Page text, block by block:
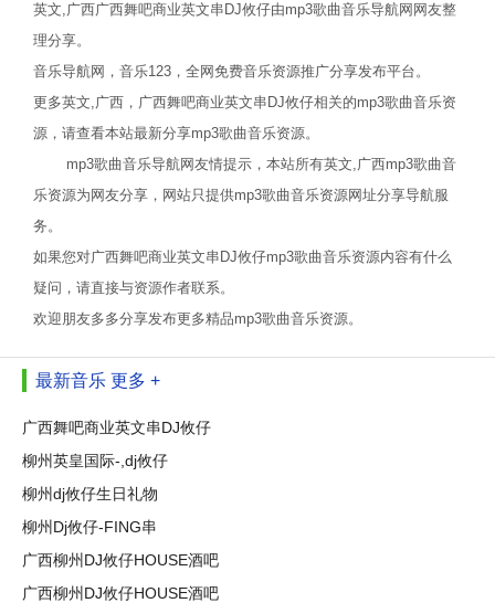
英文,广西广西舞吧商业英文串DJ攸仔由mp3歌曲音乐导航网网友整
理分享。
音乐导航网，音乐123，全网免费音乐资源推广分享发布平台。
更多英文,广西，广西舞吧商业英文串DJ攸仔相关的mp3歌曲音乐资
源，请查看本站最新分享mp3歌曲音乐资源。
mp3歌曲音乐导航网友情提示，本站所有英文,广西mp3歌曲音
乐资源为网友分享，网站只提供mp3歌曲音乐资源网址分享导航服
务。
如果您对广西舞吧商业英文串DJ攸仔mp3歌曲音乐资源内容有什么
疑问，请直接与资源作者联系。
欢迎朋友多多分享发布更多精品mp3歌曲音乐资源。
最新音乐 更多 +
广西舞吧商业英文串DJ攸仔
柳州英皇国际-,dj攸仔
柳州dj攸仔生日礼物
柳州Dj攸仔-FING串
广西柳州DJ攸仔HOUSE酒吧
广西柳州DJ攸仔HOUSE酒吧